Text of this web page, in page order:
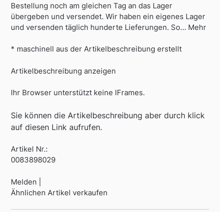
Bestellung noch am gleichen Tag an das Lager
übergeben und versendet. Wir haben ein eigenes Lager
und versenden täglich hunderte Lieferungen. So… Mehr
* maschinell aus der Artikelbeschreibung erstellt
Artikelbeschreibung anzeigen
Ihr Browser unterstützt keine IFrames.
Sie können die Artikelbeschreibung aber durch klick
auf diesen Link aufrufen.
Artikel Nr.:
0083898029
Melden |
Ähnlichen Artikel verkaufen